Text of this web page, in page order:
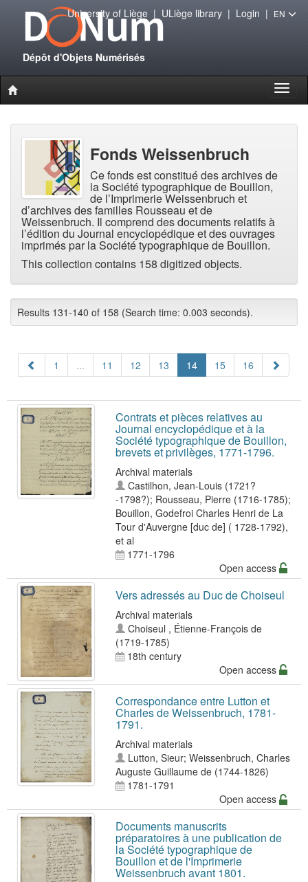
Dépôt d'Objets Numérisés
University of Liège| ULiège library| Login | EN
Fonds Weissenbruch
Ce fonds est constitué des archives de
la Société typographique de Bouillon,
de l’Imprimerie Weissenbruch et
d’archives des familles Rousseau et de
Weissenbruch. Il comprend des documents relatifs à
l’édition du Journal encyclopédique et des ouvrages
imprimés par la Société typographique de Bouillon.
This collection contains 158 digitized objects.
Results 131-140 of 158 (Search time: 0.003 seconds).
1 ... 11 12 13 14 15 16
Contrats et pièces relatives au
Journal encyclopédique et à la
Société typographique de Bouillon,
brevets et privilèges, 1771-1796.
Archival materials
Castilhon, Jean-Louis (1721?
-1798?); Rousseau, Pierre (1716-1785);
Bouillon, Godefroi Charles Henri de La
Tour d'Auvergne [duc de] ( 1728-1792),
et al
1771-1796
Open access
Vers adressés au Duc de Choiseul
Archival materials
Choiseul , Étienne-François de
(1719-1785)
18th century
Open access
Correspondance entre Lutton et
Charles de Weissenbruch, 1781-
1791.
Archival materials
Lutton, Sieur; Weissenbruch, Charles
Auguste Guillaume de (1744-1826)
1781-1791
Open access
Documents manuscrits
préparatoires à une publication de
la Société typographique de
Bouillon et de l'Imprimerie
Weissenbruch avant 1801.